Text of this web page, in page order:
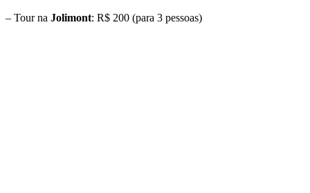
– Tour na Jolimont: R$ 200 (para 3 pessoas)